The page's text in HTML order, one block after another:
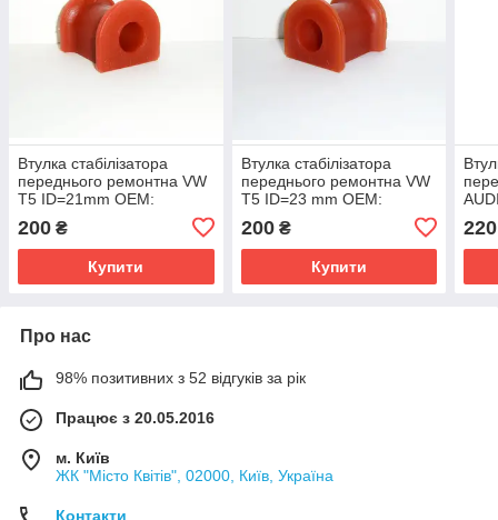
Втулка стабілізатора
переднього ремонтна VW
Т5 ID=21mm OEM:
200 ₴
Купити
Втулка стабілізатора
переднього ремонтна VW
Т5 ID=23 mm OEM:
7H5411313B поліуретан
200₴
Купити
220
Про нас
98% позитивних з 52 відгуків за рік
Працює з 20.05.2016
м. Київ
ЖК "Місто Квітів", 02000, Київ, Україна
Контакти